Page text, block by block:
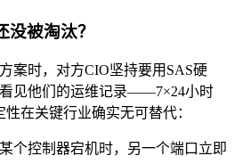
没被淘汰？
案时，对方CIO坚持要用SAS硬
见他们的运维记录——7×24小时
在关键行业确实无可替代：
个控制器宕机时，另一个端口立即